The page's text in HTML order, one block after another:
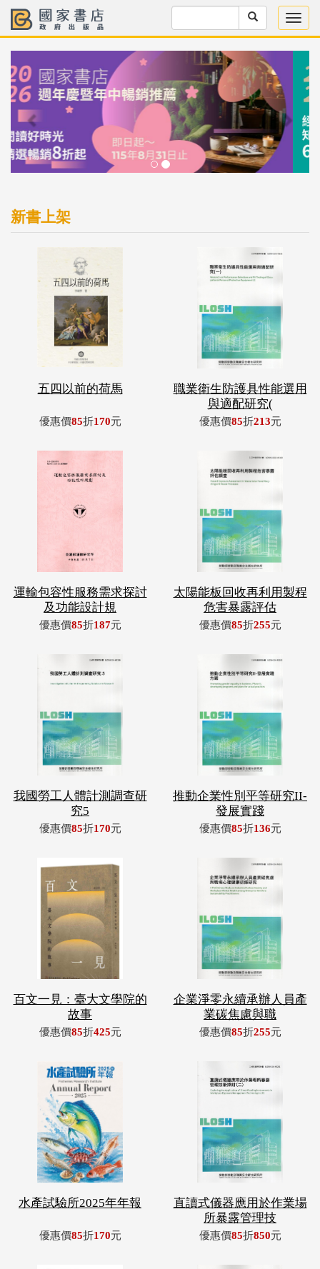
新書上架
五四以前的荷馬
優惠價85折170元
職業衛生防護具性能選用
與適配研究(
優惠價85折213元
運輸包容性服務需求探討
及功能設計規
優惠價85折187元
太陽能板回收再利用製程
危害暴露評估
優惠價85折255元
我國勞工人體計測調查研
究5
優惠價85折170元
推動企業性別平等研究II-
發展實踐
優惠價85折136元
百文一見：臺大文學院的
故事
優惠價85折425元
企業淨零永續承辦人員產
業碳焦慮與職
優惠價85折255元
水產試驗所2025年年報
優惠價85折170元
直讀式儀器應用於作業場
所暴露管理技
優惠價85折850元